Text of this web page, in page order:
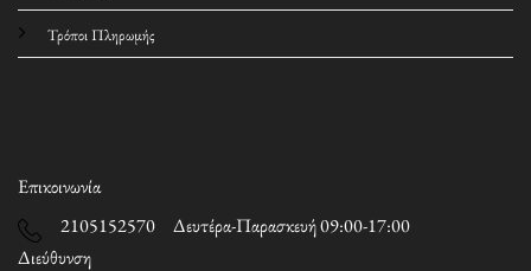
Τρόποι Πληρωμής
Επικοινωνία
2105152570 Δευτέρα-Παρασκευή 09:00-17:00
Διεύθυνση